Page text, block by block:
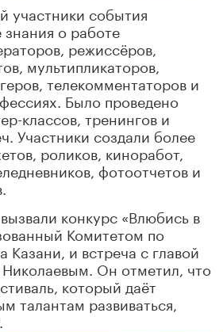
участники события
о работе
режиссёров,
мультипликаторов,
телекомментаторов и
Было проведено
классов, тренингов и
Участники создали более
роликов, киноработ,
фотоотчетов и
конкурс «Влюбись в
Комитетом по
Казани, и встреча с главой
Он отметил, что
который даёт
талантам развиваться,